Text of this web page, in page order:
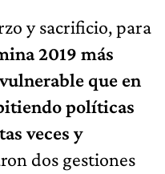
y sacrificio, para
2019 más
que en
políticas
veces y
dos gestiones